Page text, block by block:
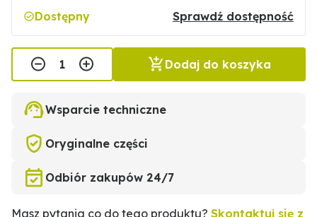
Dostępny Sprawdź dostępność
Dodaj do koszyka
Wsparcie techniczne
Oryginalne części
Odbiór zakupów 24/7
Masz pytania co do tego produktu? Skontaktuj się z